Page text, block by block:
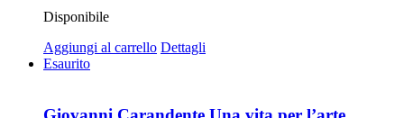
Disponibile
Aggiungi al carrello Dettagli
Esaurito